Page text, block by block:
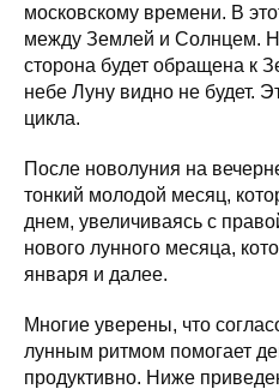
московскому времени. В
между Землей и Солнцем.
сторона будет обращена к
небе Луну видно не будет.
цикла.
После новолуния на
тонкий молодой месяц,
днем, увеличиваясь с
нового лунного месяца,
января и далее.
Многие уверены, что
лунным ритмом помогает
продуктивно. Ниже